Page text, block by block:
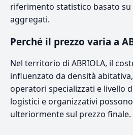
riferimento statistico basato
aggregati.
Perché il prezzo varia a
Nel territorio di ABRIOLA, il
influenzato da densità
operatori specializzati e livello
logistici e organizzativi
ulteriormente sul prezzo finale.